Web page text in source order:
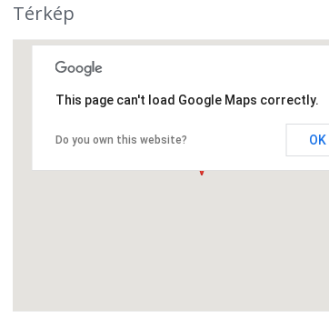
Térkép
This page can't load Google Maps correctly.
Do you own this website? OK